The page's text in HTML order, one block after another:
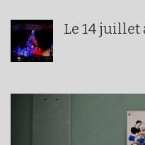
Le 14 juillet